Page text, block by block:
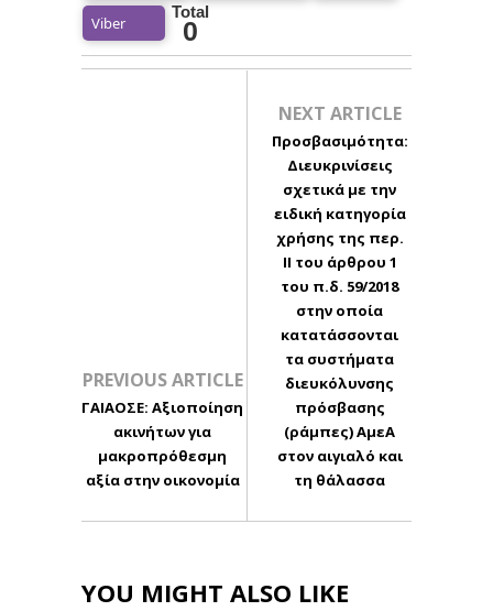
Viber
Total
0
PREVIOUS ARTICLE
ΓΑΙΑΟΣΕ: Αξιοποίηση
ακινήτων για
μακροπρόθεσμη
αξία στην οικονομία
NEXT ARTICLE
Προσβασιμότητα:
Διευκρινίσεις
σχετικά με την
ειδική κατηγορία
χρήσης της περ.
ΙΙ του άρθρου 1
του π.δ. 59/2018
στην οποία
κατατάσσονται
τα συστήματα
διευκόλυνσης
πρόσβασης
(ράμπες) ΑμεΑ
στον αιγιαλό και
τη θάλασσα
YOU MIGHT ALSO LIKE